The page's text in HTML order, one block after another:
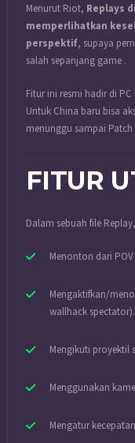
Menurut Riot, Replays
memperlihatkan
perspektif, supaya
salah sepanjang game .
Fitur ini resmi hadir di
Untuk China baru bisa
menunggu sampai Patch
FITUR
Dalam sebuah file
Menonton dari
Mengaktifkan/
wallhack spectator).
Mengikuti proyektil
Menggunakan
Mengatur